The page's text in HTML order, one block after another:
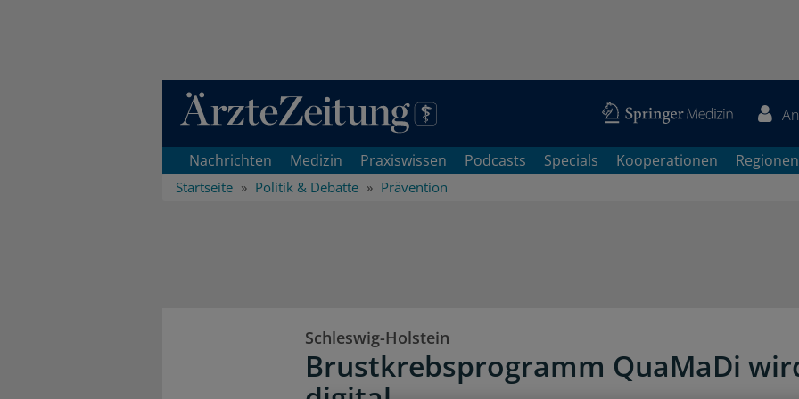
Direkt zum Inhaltsbereich
Nachrichten Medizin Praxiswissen Podcasts Specials Kooperationen Regionen
Startseite Politik & Debatte Prävention
Schleswig-Holstein
Brustkrebsprogramm QuaMaDi